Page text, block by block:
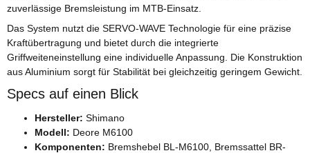
zuverlässige Bremsleistung im MTB-Einsatz.
Das System nutzt die SERVO-WAVE Technologie für eine präzise
Kraftübertragung und bietet durch die integrierte
Griffweiteneinstellung eine individuelle Anpassung. Die Konstruktion
aus Aluminium sorgt für Stabilität bei gleichzeitig geringem Gewicht.
Specs auf einen Blick
Hersteller: Shimano
Modell: Deore M6100
Komponenten: Bremshebel BL-M6100, Bremssattel BR-